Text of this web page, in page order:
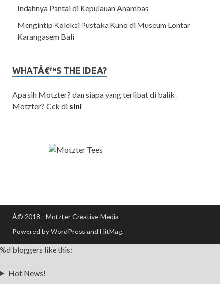
Indahnya Pantai di Kepulauan Anambas
Mengintip Koleksi Pustaka Kuno di Museum Lontar
Karangasem Bali
WHATÂ€™S THE IDEA?
Apa sih Motzter? dan siapa yang terlibat di balik
Motzter? Cek di sini
Â© 2018 - Motzter Creative Media
Powered by WordPress and HitMag.
%d bloggers like this:
Hot News!